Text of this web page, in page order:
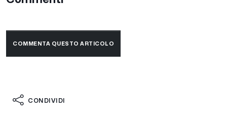
COMMENTA QUESTO ARTICOLO
CONDIVIDI